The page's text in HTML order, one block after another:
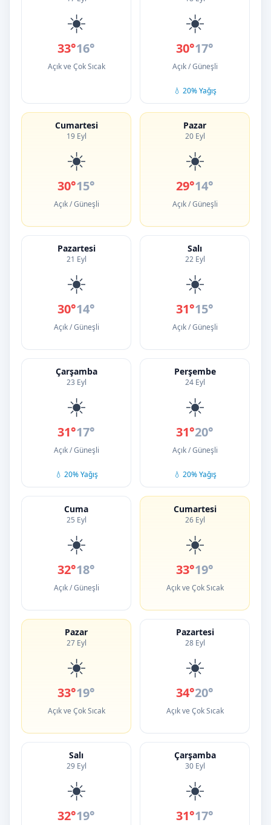
☀️
33°16°
Açık ve Çok Sıcak
☀️
30°17°
Açık / Güneşli
💧 20% Yağış
Cumartesi
19 Eyl
☀️
30°15°
Açık / Güneşli
Pazar
20 Eyl
☀️
29°14°
Açık / Güneşli
Pazartesi
21 Eyl
☀️
30°14°
Açık / Güneşli
Salı
22 Eyl
☀️
31°15°
Açık / Güneşli
Çarşamba
23 Eyl
☀️
31°17°
Açık / Güneşli
💧 20% Yağış
Perşembe
24 Eyl
☀️
31°20°
Açık / Güneşli
💧 20% Yağış
Cuma
25 Eyl
☀️
32°18°
Açık / Güneşli
Cumartesi
26 Eyl
☀️
33°19°
Açık ve Çok Sıcak
Pazar
27 Eyl
☀️
33°19°
Açık ve Çok Sıcak
Pazartesi
28 Eyl
☀️
34°20°
Açık ve Çok Sıcak
Salı
29 Eyl
☀️
32°19°
Çarşamba
30 Eyl
☀️
31°17°